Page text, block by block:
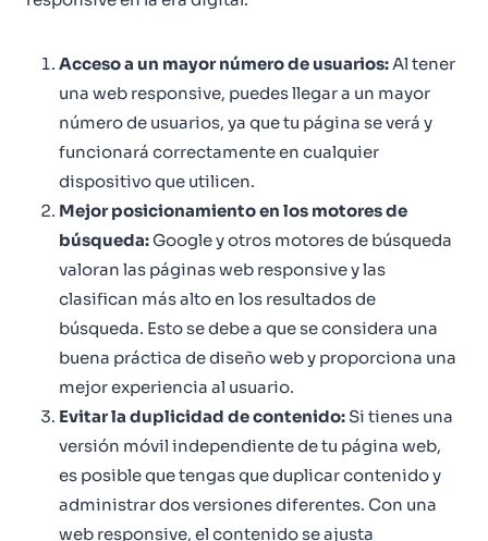
Acceso a un mayor número de usuarios:Al tener
una web responsive, puedes llegar a un mayor
número de usuarios, ya que tu página se verá y
funcionará correctamente en cualquier
dispositivo que utilicen.
Mejor posicionamiento en los motores de
búsqueda:Google y otros motores de búsqueda
valoran las páginas web responsive y las
clasifican más alto en los resultados de
búsqueda. Esto se debe a que se considera una
buena práctica de diseño web y proporciona una
mejor experiencia al usuario.
Evitar la duplicidad de contenido:Si tienes una
versión móvil independiente de tu página web,
es posible que tengas que duplicar contenido y
administrar dos versiones diferentes. Con una
web responsive, el contenido se ajusta